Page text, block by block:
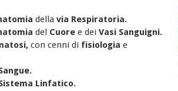
della via Respiratoria.
del Cuore e deiVasi Sanguigni.
con cenni difisiologia e
Linfatico.